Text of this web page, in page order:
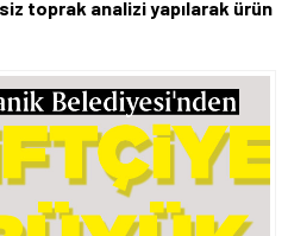
toprak analizi yapılarak ürün